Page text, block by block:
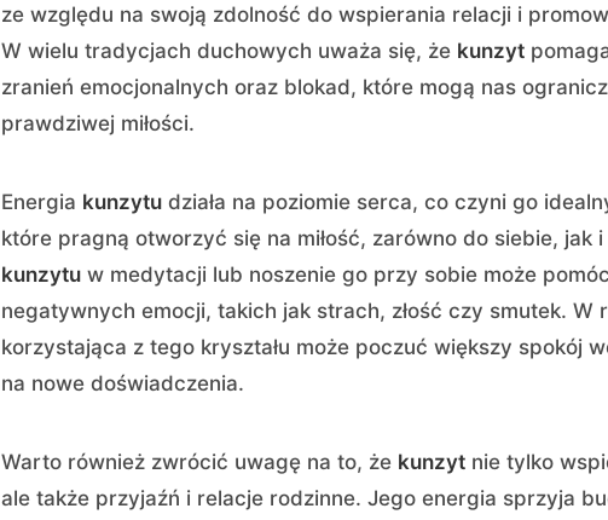
ze względu na swoją zdolność do wspierania relacji i
W wielu tradycjach duchowych uważa się, że kunzyt
zranień emocjonalnych oraz blokad, które mogą nas
prawdziwej miłości.
Energia kunzytu działa na poziomie serca, co czyni go
które pragną otworzyć się na miłość, zarówno do siebie, jak
kunzytu w medytacji lub noszenie go przy sobie może
negatywnych emocji, takich jak strach, złość czy smutek. W
korzystająca z tego kryształu może poczuć większy spokój
na nowe doświadczenia.
Warto również zwrócić uwagę na to, że kunzyt nie tylko
ale także przyjaźń i relacje rodzinne. Jego energia sprzyja